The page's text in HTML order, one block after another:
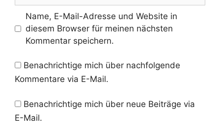
Name, E-Mail-Adresse und Website in
diesem Browser für meinen nächsten
Kommentar speichern.
Benachrichtige mich über nachfolgende
Kommentare via E-Mail.
Benachrichtige mich über neue Beiträge via
E-Mail.